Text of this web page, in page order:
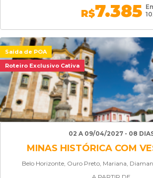
R$7.385
Saída de POA
Roteiro Exclusivo Cativa
02 A 09/04/2027 - 08
MINAS HISTÓRICA COM
Belo Horizonte, Ouro Preto, Mariana,